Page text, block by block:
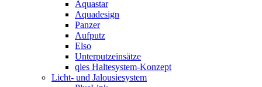
Aquastar
Aquadesign
Panzer
Aufputz
Elso
Unterputzeinsätze
qles Haltesystem-Konzept
Licht- und Jalousiesystem